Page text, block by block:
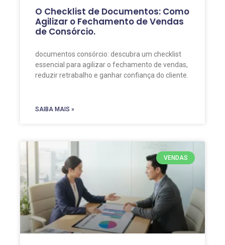
O Checklist de Documentos: Como
Agilizar o Fechamento de Vendas
de Consórcio.
documentos consórcio: descubra um checklist
essencial para agilizar o fechamento de vendas,
reduzir retrabalho e ganhar confiança do cliente.
SAIBA MAIS »
VENDAS